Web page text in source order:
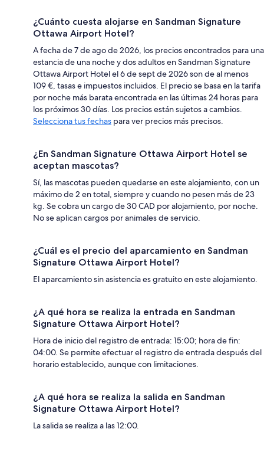
¿Cuánto cuesta alojarse en Sandman Signature
Ottawa Airport Hotel?
A fecha de 7 de ago de 2026, los precios encontrados para una
estancia de una noche y dos adultos en Sandman Signature
Ottawa Airport Hotel el 6 de sept de 2026 son de al menos
109 €, tasas e impuestos incluidos. El precio se basa en la tarifa
por noche más barata encontrada en las últimas 24 horas para
los próximos 30 días. Los precios están sujetos a cambios.
Selecciona tus fechas para ver precios más precisos.
¿En Sandman Signature Ottawa Airport Hotel se
aceptan mascotas?
Sí, las mascotas pueden quedarse en este alojamiento, con un
máximo de 2 en total, siempre y cuando no pesen más de 23
kg. Se cobra un cargo de 30 CAD por alojamiento, por noche.
No se aplican cargos por animales de servicio.
¿Cuál es el precio del aparcamiento en Sandman
Signature Ottawa Airport Hotel?
El aparcamiento sin asistencia es gratuito en este alojamiento.
¿A qué hora se realiza la entrada en Sandman
Signature Ottawa Airport Hotel?
Hora de inicio del registro de entrada: 15:00; hora de fin:
04:00. Se permite efectuar el registro de entrada después del
horario establecido, aunque con limitaciones.
¿A qué hora se realiza la salida en Sandman
Signature Ottawa Airport Hotel?
La salida se realiza a las 12:00.